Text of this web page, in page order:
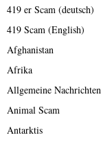
419 er Scam (deutsch)
419 Scam (English)
Afghanistan
Afrika
Allgemeine Nachrichten
Animal Scam
Antarktis